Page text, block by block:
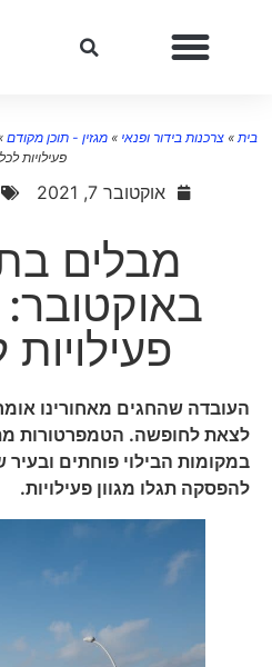
»צרכנות בידור ופנאי»מגזין - תוכן מקודם»
פעילויות לכל גיל
אוקטובר 7, 2021
מבלים
פעילויות
העובדה שהחגים מאחורינו
לצאת לחופשה. הטמפרטורות
במקומות הבילוי פוחתים ובעיר
להפסקה תגלו מגוון פעילויות.